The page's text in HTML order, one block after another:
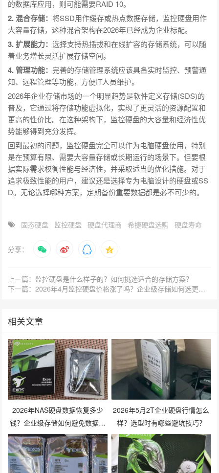
的数据库应用，则可能需要RAID 10。
2. 混合存储：将SSD用作缓存或热点数据存储，监控硬盘用作
大容量存储，这种混合架构在2026年已经成为企业标配。
3. 扩展能力：选择支持热插拔和在线扩容的存储系统，可以随
着业务增长灵活扩展存储空间。
4. 管理功能：完善的存储管理系统应该具备实时监控、预警通
知、远程管理等功能，方便IT人员维护。
2026年企业存储市场的一个明显趋势是软件定义存储(SDS)的
普及，它通过将存储功能虚拟化，实现了更灵活的资源配置和
更高的性价比。在这种架构下，监控硬盘的大容量和经济性优
势能够得到充分发挥。
回到最初的问题，监控硬盘完全可以作为电脑硬盘使用，特别
是在预算有限、需要大容量存储或长期运行的场景下。但要根
据实际需求权衡性能与经济性，并采取适当的优化措施。对于
追求极致性能的用户，建议还是选择专为电脑设计的硬盘或SS
D。无论选择哪种方案，定期备份重要数据都是必不可少的。
固态硬盘 监控硬盘 硬盘代理商 希捷硬盘选购 硬盘寿命
分享：
上一篇：监控硬盘是什么样子的？如何挑选适合的存储方案？
下一篇：2026年4月监控硬盘价格涨了吗？企业级存储如何选更划算？
相关文章
2026年NAS硬盘数据恢复多少
钱？企业级存储如何避免数据丢
失风险？
2026年5月2T企业硬盘行情怎么
样？选型时有哪些避坑技巧？